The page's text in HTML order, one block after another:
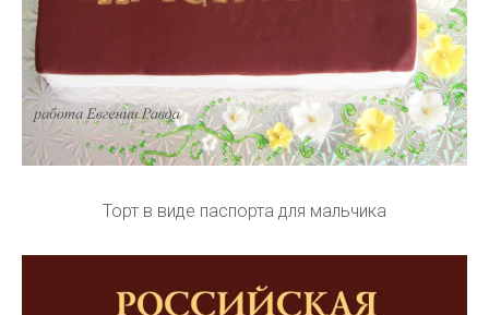
Торт в виде паспорта для мальчика